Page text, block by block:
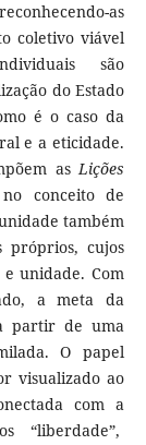
as
coletivo viável
são
do Estado
é o caso da
e a eticidade.
asLições
conceito de
também
cujos
unidade. Com
a meta da
partir de uma
O papel
visualizado ao
com a
“liberdade”,